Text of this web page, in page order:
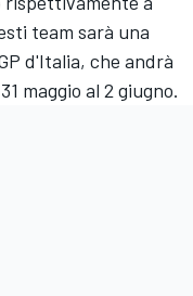
team sarà una
d'Italia, che andrà
maggio al 2 giugno.